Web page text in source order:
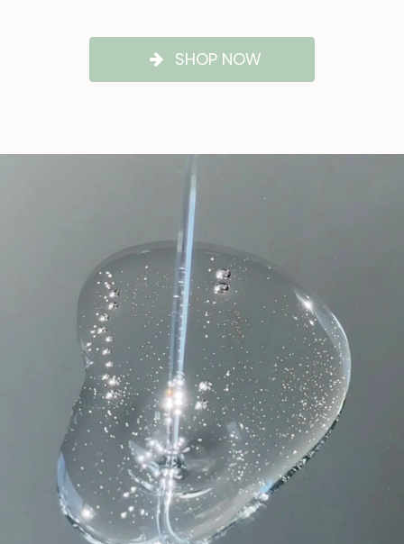
SHOP NOW